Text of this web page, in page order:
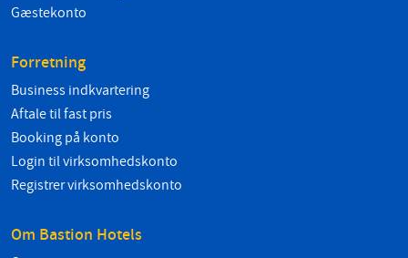
Gæstekonto
Forretning
Business indkvartering
Aftale til fast pris
Booking på konto
Login til virksomhedskonto
Registrer virksomhedskonto
Om Bastion Hotels